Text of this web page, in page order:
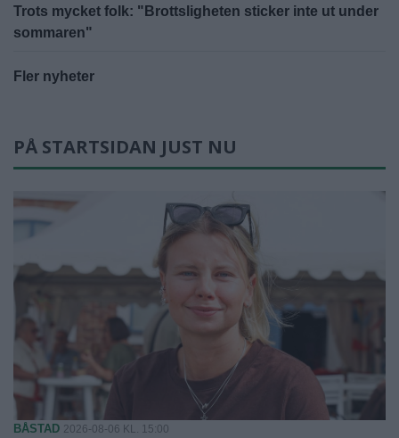
Trots mycket folk: "Brottsligheten sticker inte ut under
sommaren"
Fler nyheter
PÅ STARTSIDAN JUST NU
BÅSTAD 2026-08-06 KL. 15:00